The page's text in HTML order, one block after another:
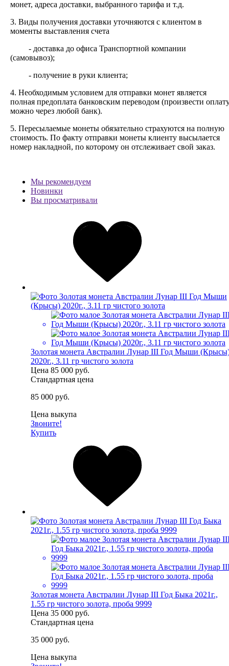
монет, адреса доставки, выбранного тарифа и т.д.
3. Виды получения доставки уточняются с клиентом в
моменты выставления счета
- доставка до офиса Транспортной компании
(самовывоз);
- получение в руки клиента;
4. Необходимым условием для отправки монет является
полная предоплата банковским переводом (произвести
можно через любой банк).
5. Пересылаемые монеты обязательно страхуются на полную
стоимость. По факту отправки монеты клиенту высылается
номер накладной, по которому он отслеживает свой заказ.
Мы рекомендуем
Новинки
Вы просматривали
Золотая монета Австралии Лунар III Год Мыши
2020г., 3.11 гр чистого золота
Цена 85 000 руб.
Стандартная цена
85 000 руб.
Цена выкупа
Звоните!
Купить
Золотая монета Австралии Лунар III Год Быка 2021г.,
1.55 гр чистого золота, проба 9999
Цена 35 000 руб.
Стандартная цена
35 000 руб.
Цена выкупа